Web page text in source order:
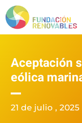
Aceptación
eólica
21 de julio , 2025